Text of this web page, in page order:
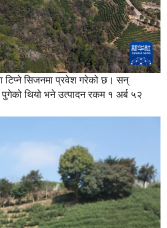
टिप्ने सिजनमा प्रवेश गरेको छ। सन्
थियो भने उत्पादन रकम १ अर्ब ५२